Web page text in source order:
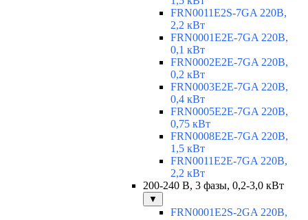
FRN0011E2S-7GA 220В,
2,2 кВт
FRN0001E2E-7GA 220В,
0,1 кВт
FRN0002E2E-7GA 220В,
0,2 кВт
FRN0003E2E-7GA 220В,
0,4 кВт
FRN0005E2E-7GA 220В,
0,75 кВт
FRN0008E2E-7GA 220В,
1,5 кВт
FRN0011E2E-7GA 220В,
2,2 кВт
200-240 В, 3 фазы, 0,2-3,0 кВт
▼
FRN0001E2S-2GA 220В,